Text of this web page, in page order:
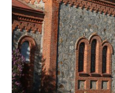
+371 22070152